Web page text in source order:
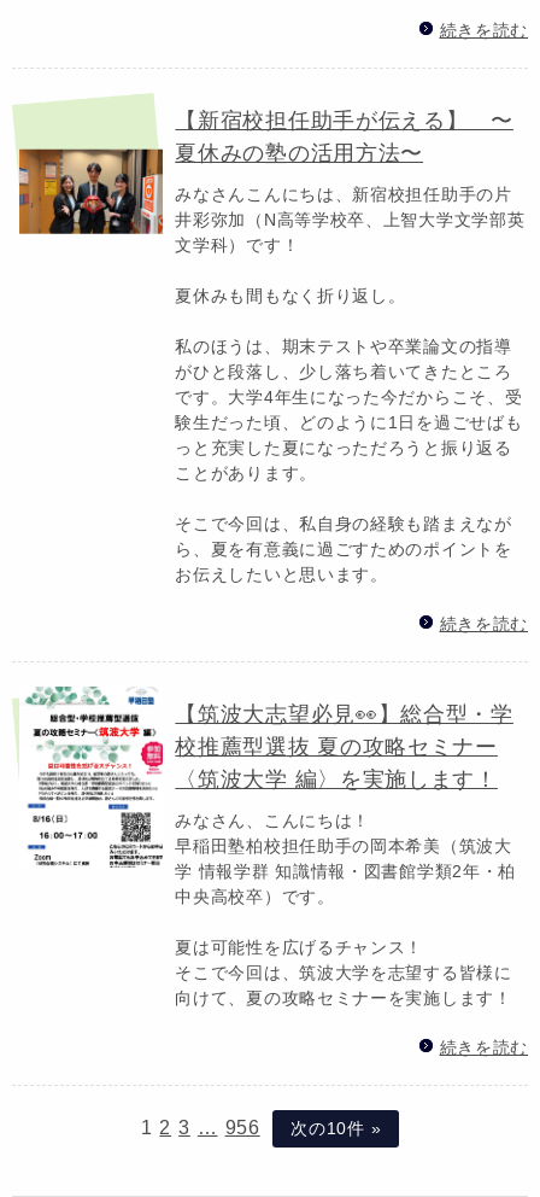
続きを読む
【新宿校担任助手が伝える】 〜
夏休みの塾の活用方法〜
みなさんこんにちは、新宿校担任助手の片
井彩弥加（N高等学校卒、上智大学文学部英
文学科）です！
夏休みも間もなく折り返し。
私のほうは、期末テストや卒業論文の指導
がひと段落し、少し落ち着いてきたところ
です。大学4年生になった今だからこそ、受
験生だった頃、どのように1日を過ごせばも
っと充実した夏になっただろうと振り返る
ことがあります。
そこで今回は、私自身の経験も踏まえなが
ら、夏を有意義に過ごすためのポイントを
お伝えしたいと思います。
続きを読む
【筑波大志望必見👀】総合型・学
校推薦型選抜 夏の攻略セミナー
〈筑波大学 編〉を実施します！
みなさん、こんにちは！
早稲田塾柏校担任助手の岡本希美（筑波大
学 情報学群 知識情報・図書館学類2年・柏
中央高校卒）です。
夏は可能性を広げるチャンス！
そこで今回は、筑波大学を志望する皆様に
向けて、夏の攻略セミナーを実施します！
続きを読む
1 2 3 … 956 次の10件 »